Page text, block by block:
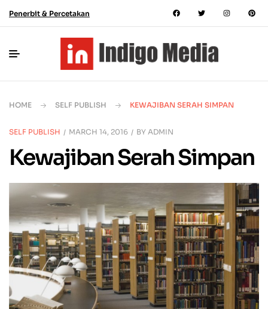
Penerbit & Percetakan
HOME SELF PUBLISH KEWAJIBAN SERAH SIMPAN
SELF PUBLISH MARCH 14, 2016 BY ADMIN
Kewajiban Serah Simpan